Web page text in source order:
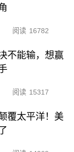
阅读 16782
不能输，想赢
阅读 15317
覆太平洋！美